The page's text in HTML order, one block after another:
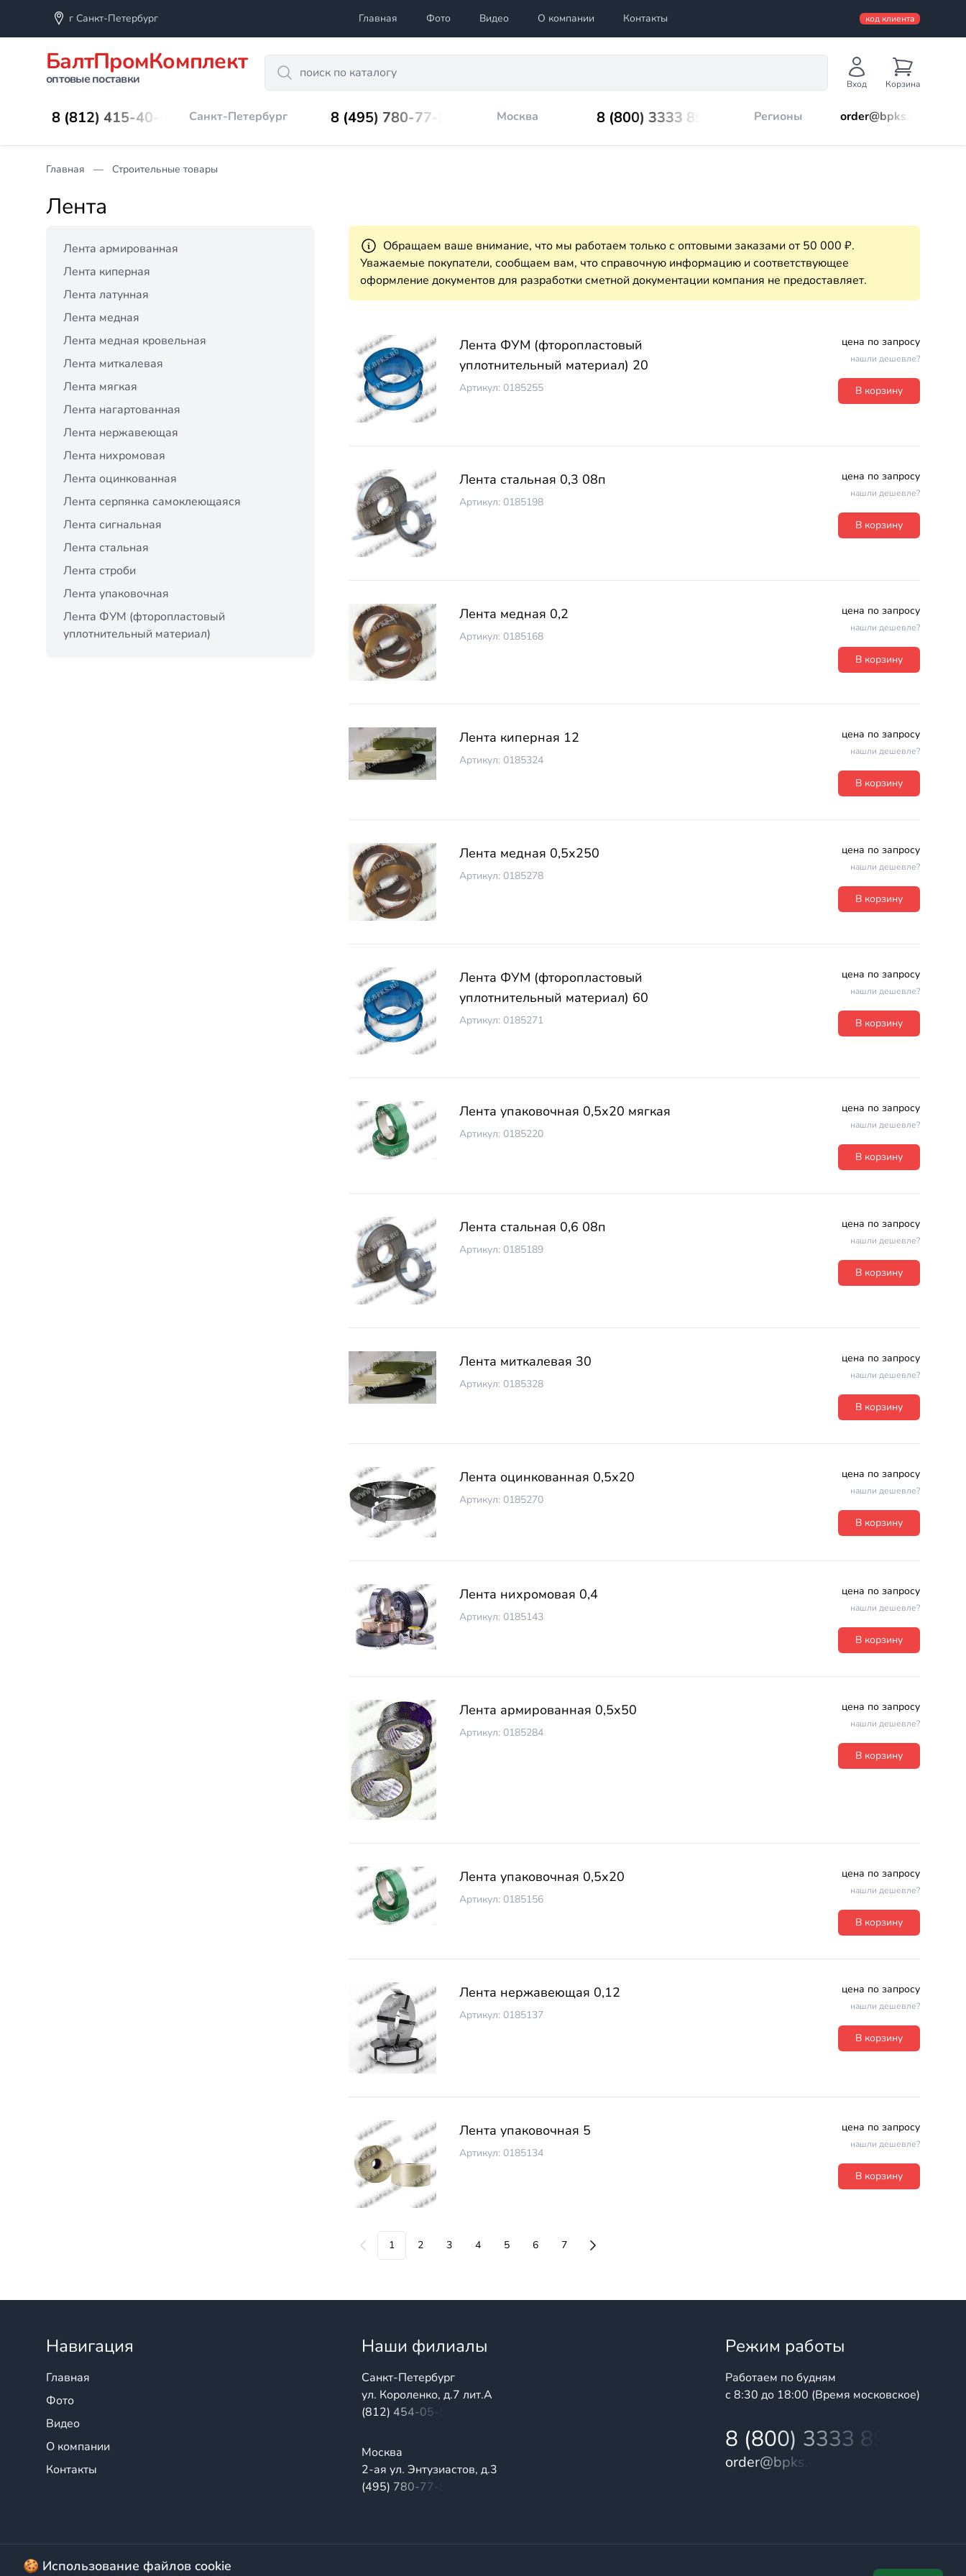
г Санкт-Петербург Главная Фото Видео О компании Контакты код клиента
БалтПромКомплект
оптовые поставки
Search
Вход Корзина
8 (812) 415-40-45 Санкт-Петербург 8 (495) 780-77-98 Москва 8 (800) 3333 899 Регионы order@bpks.ru
Главная Строительные товары
Лента
Лента армированная
Лента киперная
Лента латунная
Лента медная
Лента медная кровельная
Лента миткалевая
Лента мягкая
Лента нагартованная
Лента нержавеющая
Лента нихромовая
Лента оцинкованная
Лента серпянка самоклеющаяся
Лента сигнальная
Лента стальная
Лента строби
Лента упаковочная
Лента ФУМ (фторопластовый
уплотнительный материал)
Обращаем ваше внимание, что мы работаем только с оптовыми заказами от 50 000 ₽.
Уважаемые покупатели, сообщаем вам, что справочную информацию и соответствующее
оформление документов для разработки сметной документации компания не предоставляет.
Лента ФУМ (фторопластовый
уплотнительный материал) 20
Артикул: 0185255
цена по запросу
нашли дешевле?
В корзину
Лента стальная 0,3 08п
Артикул: 0185198
цена по запросу
нашли дешевле?
В корзину
Лента медная 0,2
Артикул: 0185168
цена по запросу
нашли дешевле?
В корзину
Лента киперная 12
Артикул: 0185324
цена по запросу
нашли дешевле?
В корзину
Лента медная 0,5х250
Артикул: 0185278
цена по запросу
нашли дешевле?
В корзину
Лента ФУМ (фторопластовый
уплотнительный материал) 60
Артикул: 0185271
цена по запросу
нашли дешевле?
В корзину
Лента упаковочная 0,5х20 мягкая
Артикул: 0185220
цена по запросу
нашли дешевле?
В корзину
Лента стальная 0,6 08п
Артикул: 0185189
цена по запросу
нашли дешевле?
В корзину
Лента миткалевая 30
Артикул: 0185328
цена по запросу
нашли дешевле?
В корзину
Лента оцинкованная 0,5х20
Артикул: 0185270
цена по запросу
нашли дешевле?
В корзину
Лента нихромовая 0,4
Артикул: 0185143
цена по запросу
нашли дешевле?
В корзину
Лента армированная 0,5х50
Артикул: 0185284
цена по запросу
нашли дешевле?
В корзину
Лента упаковочная 0,5х20
Артикул: 0185156
цена по запросу
нашли дешевле?
В корзину
Лента нержавеющая 0,12
Артикул: 0185137
цена по запросу
нашли дешевле?
В корзину
Лента упаковочная 5
Артикул: 0185134
цена по запросу
нашли дешевле?
В корзину
1 2 3 4 5 6 7
Навигация
Главная
Фото
Видео
О компании
Контакты
Наши филиалы
Санкт-Петербург
ул. Короленко, д.7 лит.А
(812) 454-05-54
Москва
2-ая ул. Энтузиастов, д.3
(495) 780-77-98
Режим работы
Работаем по будням
с 8:30 до 18:00 (Время московское)
8 (800) 3333 899
order@bpks.ru
© 2025 БалтПромКомплект — комплексные поставки высококачественной продукции промышленного и бытового назначения
🍪 Использование файлов cookie